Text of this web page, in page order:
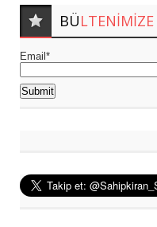
BÜLTENIMIZE
Email*